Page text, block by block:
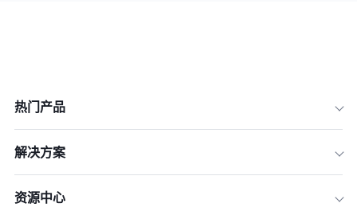
热门产品
解决方案
资源中心